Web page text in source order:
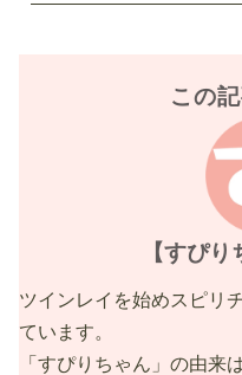
この
【すぴり
ツインレイを始めスピリ
ています。
「すぴりちゃん」の由来